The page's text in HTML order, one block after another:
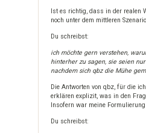
Ist es richtig, dass in der realen
noch unter dem mittleren
Du schreibst:
ich möchte gern verstehen,
hinterher zu sagen, sie seien
nachdem sich qbz die Mühe
Die Antworten von qbz, für die
erklären explizit, was in den
Insofern war meine
Du schreibst: